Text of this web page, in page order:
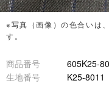
※写真（画像）の色合いは
す。
商品番号
605K25-
生地番号
K25-8011